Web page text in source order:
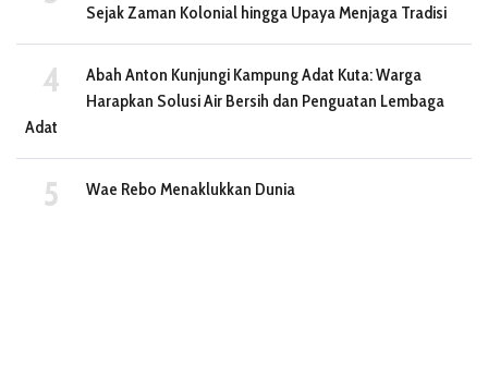
Sejak Zaman Kolonial hingga Upaya Menjaga Tradisi
Abah Anton Kunjungi Kampung Adat Kuta: Warga
Harapkan Solusi Air Bersih dan Penguatan Lembaga
Adat
Wae Rebo Menaklukkan Dunia